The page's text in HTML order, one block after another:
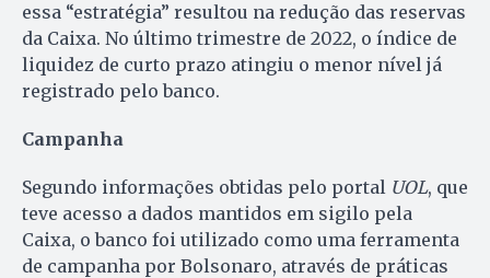
essa “estratégia” resultou na redução das reservas
da Caixa. No último trimestre de 2022, o índice de
liquidez de curto prazo atingiu o menor nível já
registrado pelo banco.
Campanha
Segundo informações obtidas pelo portal UOL, que
teve acesso a dados mantidos em sigilo pela
Caixa, o banco foi utilizado como uma ferramenta
de campanha por Bolsonaro, através de práticas